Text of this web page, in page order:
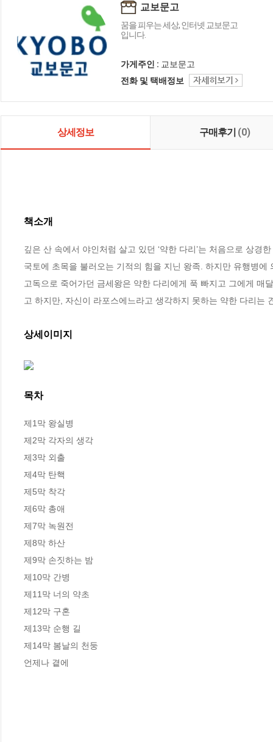
교보문고
꿈을 피우는 세상, 인터넷 교보문고
입니다.
가게주인 : 교보문고
전화 및 택배정보
상세정보 구매후기 (0)
책소개
깊은 산 속에서 야인처럼 살고 있던 ‘약한 다리’는 처음으로 상경
국토에 초목을 불러오는 기적의 힘을 지닌 왕족. 하지만 유행병
고독으로 죽어가던 금세왕은 약한 다리에게 푹 빠지고 그에게 매
고 하지만, 자신이 라포스에느라고 생각하지 못하는 약한 다리
상세이미지
목차
제1막 왕실병
제2막 각자의 생각
제3막 외출
제4막 탄핵
제5막 착각
제6막 총애
제7막 녹원전
제8막 하산
제9막 손짓하는 밤
제10막 간병
제11막 너의 약초
제12막 구혼
제13막 순행 길
제14막 봄날의 천둥
언제나 곁에